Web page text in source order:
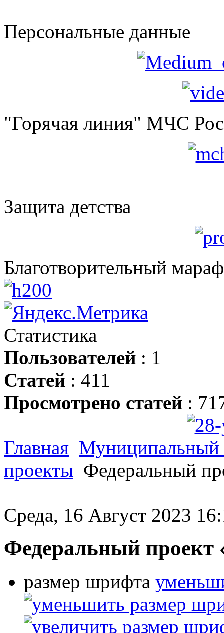
Персональные данные
"Горячая линия" МЧС
Защита детства
Благотворительный
Статистика
Пользователей : 1
Статей : 411
Просмотрено статей :
Главная Муниципальный
проекты Федеральный
Среда, 16 Август 2023
Федеральный проект
размер шрифта